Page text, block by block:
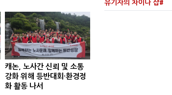
캐논, 노사간 신뢰 및 소통
강화 위해 등반대회·환경정
화 활동 나서
유기자의 차이나 샵#